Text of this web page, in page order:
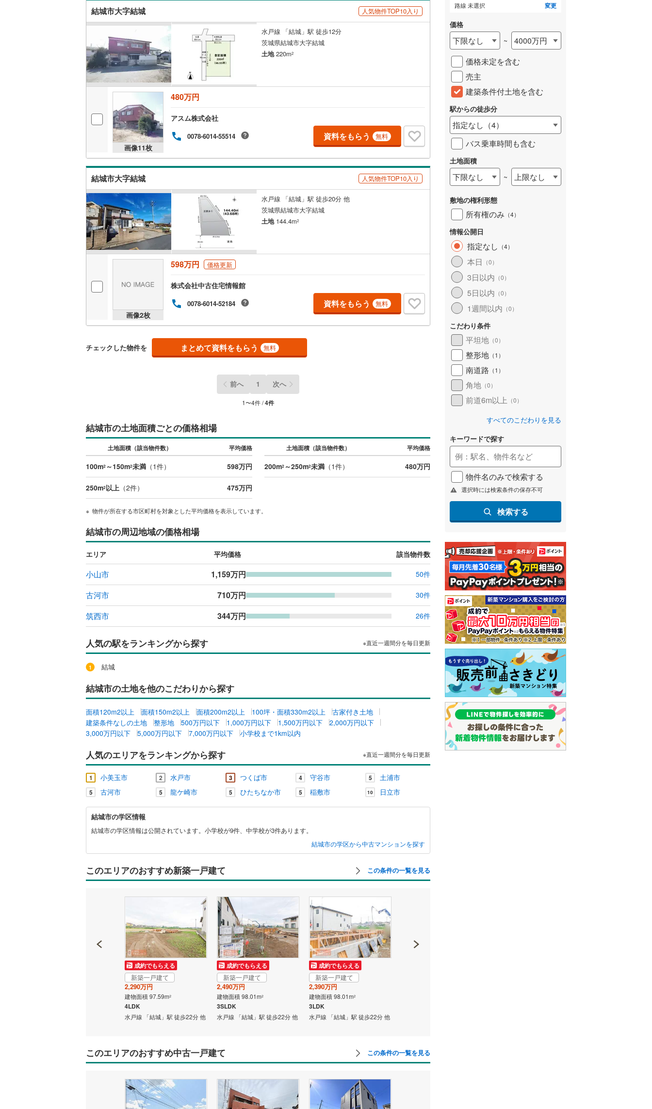
結城市大字結城 人気物件TOP10入り
水戸線 「結城」駅 徒歩12分
茨城県結城市大字結城
土地220m2
画像11枚
480万円
アスム株式会社
0078-6014-55514 資料をもらう 無料
結城市大字結城 人気物件TOP10入り
水戸線 「結城」駅 徒歩20分 他
茨城県結城市大字結城
土地144.4m2
画像2枚
598万円 価格更新
株式会社中古住宅情報館
0078-6014-52184 資料をもらう 無料
チェックした物件を まとめて資料をもらう 無料
前へ 1 次へ
1〜4件 /4件
結城市の土地面積ごとの価格相場
土地面積（該当物件数） 平均価格 土地面積（該当物件数） 平均価格
100m2 ～150m2未満 （1件） 598万円 200m2～250m2未満（1件） 480万円
250m2以上 （2件） 475万円
物件が所在する市区町村を対象とした平均価格を表示しています。
結城市の周辺地域の価格相場
エリア 平均価格 該当物件数
小山市 1,159万円 50件
古河市 710万円 30件
筑西市 344万円 26件
人気の駅をランキングから探す ※直近一週間分を毎日更新
結城
結城市の土地を他のこだわりから探す
面積120m2以上 面積150m2以上 面積200m2以上 100坪・面積330m2以上
古家付き土地
建築条件なしの土地
整形地 500万円以下 1,000万円以下 1,500万円以下
2,000万円以下
3,000万円以下
5,000万円以下 7,000万円以下 小学校まで1km以内
人気のエリアをランキングから探す ※直近一週間分を毎日更新
1 小美玉市 2 水戸市 3 つくば市 4 守谷市 5 土浦市
5 古河市 5 龍ケ崎市 5 ひたちなか市 5 稲敷市 10 日立市
結
城
市
る
情
結城市の学区情報
結城市の学区情報は公開されています。小学校が9件、中学校が3件あります。
結城市の学区から中古マンションを探す
このエリアのおすすめ新築一戸建て この条件の一覧を見る
成約でもらえる
新築一戸建て
2,290万円
建物面積 97.59m2
4LDK
水戸線 「結城」駅 徒歩22分 他
成約でもらえる
新築一戸建て
2,490万円
建物面積 98.01m2
3SLDK
水戸線 「結城」駅 徒歩22分 他
成約でもらえる
新築一戸建て
2,390万円
建物面積 98.01m2
3LDK
水戸線 「結城」駅 徒歩22分 他
このエリアのおすすめ中古一戸建て この条件の一覧を見る
路線 未選択 変更
価格
下限なし ~
4000万円
価格未定を含む
売主
建築条件付土地を含む
駅からの徒歩分
指定なし （4）
バス乗車時間も含む
土地面積
下限なし ~ 上限なし
敷地の権利形態
所有権のみ （4）
情報公開日
指定なし （4）
本日 （0）
3日以内 （0）
5日以内 （0）
1週間以内 （0）
こだわり条件
平坦地 （0）
整形地 （1 ）
南道路 （1 ）
角地 （0）
前道6m以上 （0）
すべてのこだわりを見る
キーワードで探す
物件名のみで検索する
選択時には検索条件の保存不可
検索する